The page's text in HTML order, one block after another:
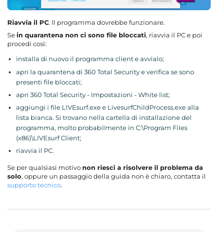
Riavvia il PC. Il programma dovrebbe funzionare.
Sein quarantena non ci sono file bloccati, riavvia il PC e poi
procedi così:
installa di nuovo il programma client e avvialo;
apri la quarantena di 360 Total Security e verifica se sono
presenti file bloccati;
apri 360 Total Security - Impostazioni - White list;
aggiungi i file LIVEsurf.exe e LivesurfChildProcess.exe alla
lista bianca. Si trovano nella cartella di installazione del
programma, molto probabilmente in C:\Program Files
(x86)\LIVEsurf Client;
riavvia il PC.
Se per qualsiasi motivo non riesci a risolvere il problema da
solo, oppure un passaggio della guida non è chiaro, contatta il
supporto tecnico.